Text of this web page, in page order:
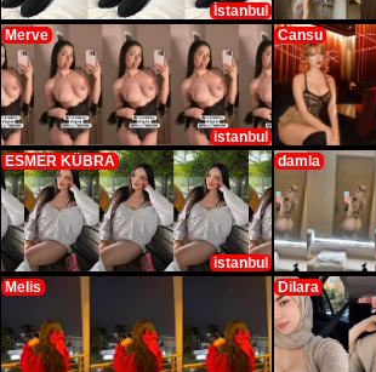
İstanbul
Merve
istanbul
Cansu
ESMER KÜBRA
istanbul
damla
Melis
Dilara